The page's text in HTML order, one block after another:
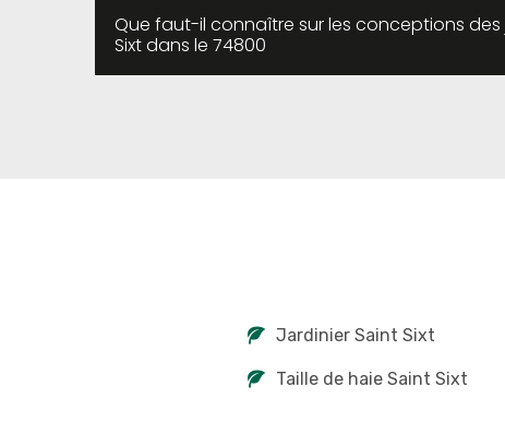
Que faut-il connaître sur les conceptions
Sixt dans le 74800
Jardinier Saint Sixt
Taille de haie Saint Sixt